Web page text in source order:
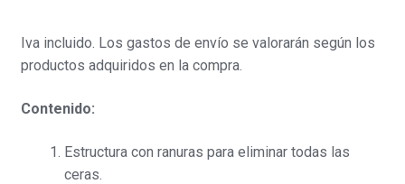
Iva incluido. Los gastos de envío se valorarán según los
productos adquiridos en la compra.
Contenido:
Estructura con ranuras para eliminar todas las
ceras.